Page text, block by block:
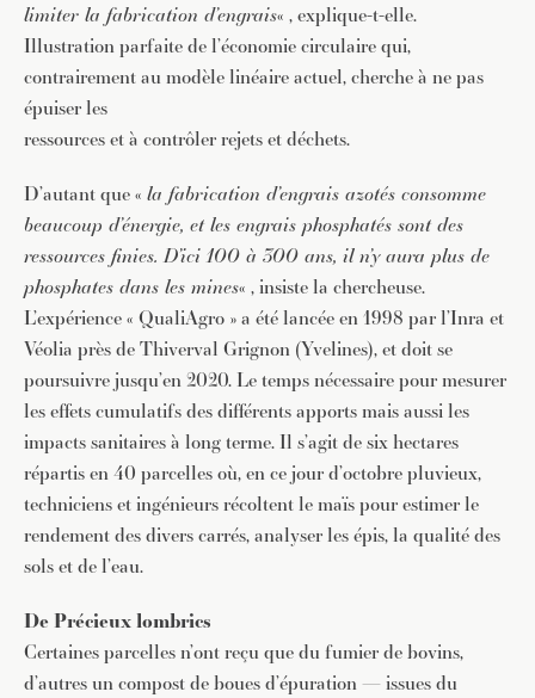
limiter la fabrication d’engrais« , explique-t-elle.
Illustration parfaite de l’économie circulaire qui,
contrairement au modèle linéaire actuel, cherche à ne pas
épuiser les
ressources et à contrôler rejets et déchets.
D’autant que « la fabrication d’engrais azotés consomme
beaucoup d’énergie, et les engrais phosphatés sont des
ressources finies. D’ici 100 à 300 ans, iln’y aura plus de
phosphates dans les mines« , insiste la chercheuse.
L’expérience « QualiAgro » a été lancée en 1998 par l’Inra et
Véolia près de Thiverval Grignon (Yvelines), et doit se
poursuivre jusqu’en 2020. Le temps nécessaire pour mesurer
les effets cumulatifs des différents apports mais aussi les
impacts sanitaires à long terme. Il s’agit de six hectares
répartis en 40 parcelles où, en ce jour d’octobre pluvieux,
techniciens et ingénieurs récoltent le maïs pour estimer le
rendement des divers carrés, analyser les épis, la qualité des
sols et de l’eau.
De Précieux lombrics
Certaines parcelles n’ont reçu que du fumier de bovins,
d’autres un compost de boues d’épuration — issues du